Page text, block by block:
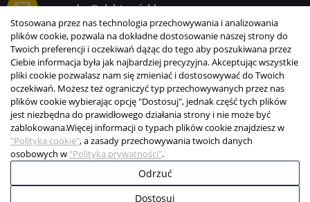
sprzedaz@elektrogielda.com
ELEKTROGIEŁDA SZ.ŻACZKIEWICZ; M.KARLIŃSKI
SP.J.
INFORMACJE
STREFA KLIENTA
Stosowana przez nas technologia przechowywania i analizowania
plików cookie, pozwala na dokładne dostosowanie naszej strony do
Twoich preferencji i oczekiwań dążąc do tego aby poszukiwana przez
Ciebie informacja była jak najbardziej precyzyjna. Akceptując wszystkie
pliki cookie pozwalasz nam się zmieniać i dostosowywać do Twoich
oczekiwań. Możesz też ograniczyć typ przechowywanych przez nas
plików cookie wybierając opcję "Dostosuj", jednak część tych plików
jest niezbędna do prawidłowego działania strony i nie może być
zablokowana.Więcej informacji o typach plików cookie znajdziesz w
"Polityka cookie", a zasady przechowywania twoich danych
osobowych w "Polityka prywatności".
Odrzuć
Dostosuj
Copyright © 2003-2026 Elektrogiełda s.j.
Projekt i realizacja:BigCom